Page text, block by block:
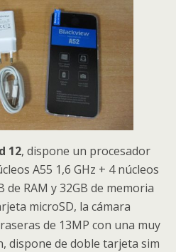
12, dispone un procesador
A55 1,6 GHz + 4 núcleos
de RAM y 32GB de memoria
microSD, la cámara
de 13MP con una muy
dispone de doble tarjeta sim